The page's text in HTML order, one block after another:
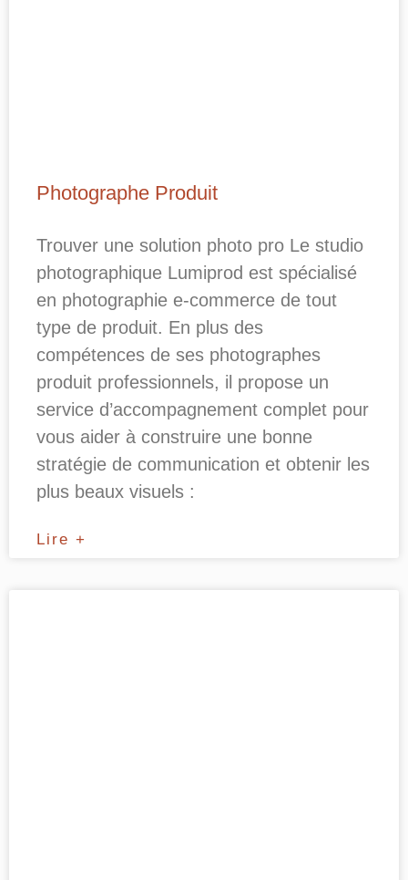
Photographe Produit
Trouver une solution photo pro Le studio
photographique Lumiprod est spécialisé
en photographie e-commerce de tout
type de produit. En plus des
compétences de ses photographes
produit professionnels, il propose un
service d’accompagnement complet pour
vous aider à construire une bonne
stratégie de communication et obtenir les
plus beaux visuels :
Lire +